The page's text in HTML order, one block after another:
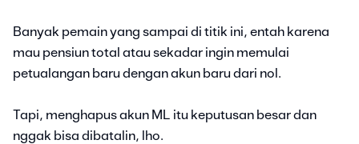
Banyak pemain yang sampai di titik ini, entah karena
mau pensiun total atau sekadar ingin memulai
petualangan baru dengan akun baru dari nol.
Tapi, menghapus akun ML itu keputusan besar dan
nggak bisa dibatalin, lho.